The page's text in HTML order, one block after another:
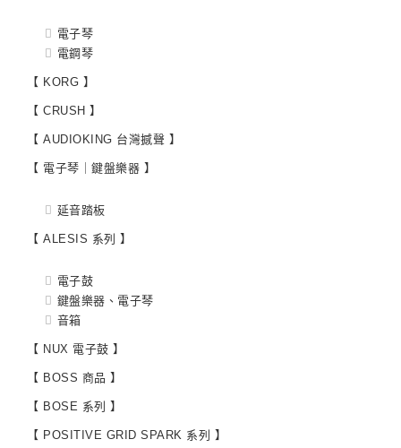
電子琴
電鋼琴
【 KORG 】
【 CRUSH 】
【 AUDIOKING 台灣撼聲 】
【 電子琴｜鍵盤樂器 】
延音踏板
【 ALESIS 系列 】
電子鼓
鍵盤樂器、電子琴
音箱
【 NUX 電子鼓 】
【 BOSS 商品 】
【 BOSE 系列 】
【 POSITIVE GRID SPARK 系列 】